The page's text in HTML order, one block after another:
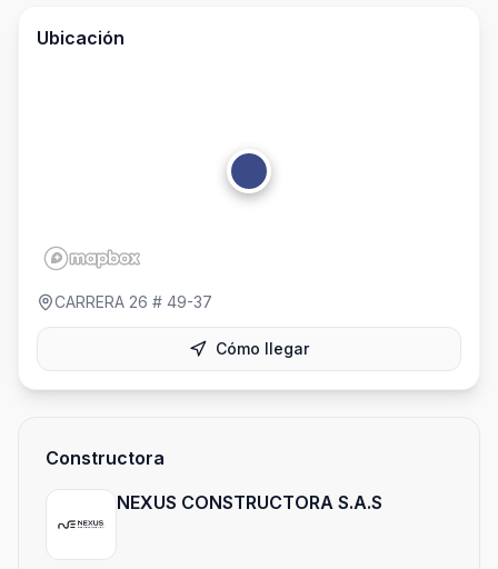
Ubicación
CARRERA 26 # 49-37
Cómo llegar
Constructora
NEXUS CONSTRUCTORA S.A.S